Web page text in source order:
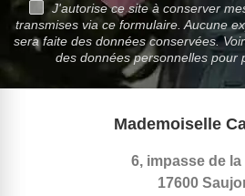
J'autorise ce site à conserver
transmises via ce formulaire. Aucune
sera faite des données conservées.
des données personnelles pour
Mademoiselle
6, impasse de
17600